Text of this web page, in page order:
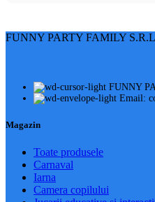
FUNNY PARTY FAMILY
FUNNY
Email:
Magazin
Toate produsele
Carnaval
Iarna
Camera copilului